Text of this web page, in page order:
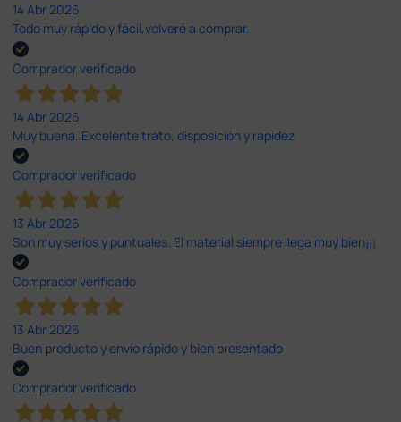
14 Abr 2026
Todo muy rápido y fácil,volveré a comprar.
Comprador verificado
14 Abr 2026
Muy buena. Excelente trato, disposición y rapidez
Comprador verificado
13 Abr 2026
Son muy serios y puntuales. El material siempre llega muy bien¡¡¡
Comprador verificado
13 Abr 2026
Buen producto y envío rápido y bien presentado
Comprador verificado